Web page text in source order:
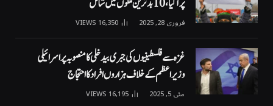
پر آگیا، 10 بدترین ملکوں میں شامل
فروری 28, 2025 16,350
VIEWS
غزہ سے فلسطینیوں کی جبری بیدخلی کا منصوبہ پر اسرائیلی
وزیراعظم کے خلاف ہزاروں افراد کا احتجاج
مئی 5, 2025 16,195
VIEWS